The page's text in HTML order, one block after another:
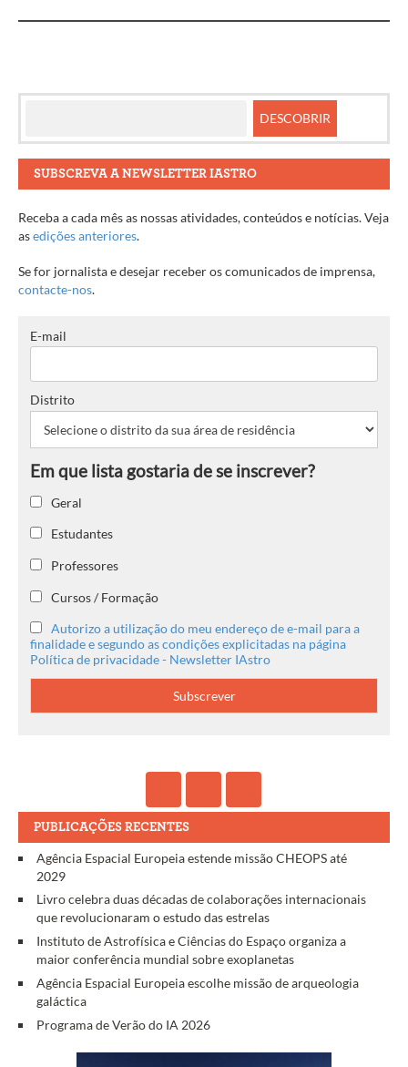
SUBSCREVA A NEWSLETTER IASTRO
Receba a cada mês as nossas atividades, conteúdos e notícias. Veja
asedições anteriores.
Se for jornalista e desejar receber os comunicados de imprensa,
contacte-nos.
E-mail
Distrito
Geral
Estudantes
Professores
Cursos / Formação
Autorizo a utilização do meu endereço de e-mail para a
finalidade e segundo as condições explicitadas na página
Política de privacidade - Newsletter IAstro
PUBLICAÇÕES RECENTES
Agência Espacial Europeia estende missão CHEOPS até
2029
Livro celebra duas décadas de colaborações internacionais
que revolucionaram o estudo das estrelas
Instituto de Astrofísica e Ciências do Espaço organiza a
maior conferência mundial sobre exoplanetas
Agência Espacial Europeia escolhe missão de arqueologia
galáctica
Programa de Verão do IA 2026